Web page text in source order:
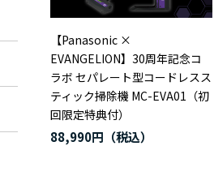
【Panasonic ×
EVANGELION】30周年記念コ
ラボ セパレート型コードレスス
ティック掃除機 MC-EVA01（初
回限定特典付）
88,990円